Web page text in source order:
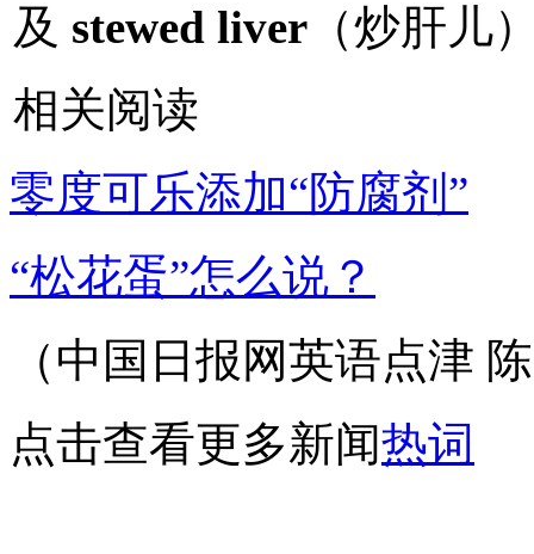
及 stewed liver （炒肝儿
相关阅读
零度可乐添加“防腐剂”
“松花蛋”怎么说？
（中国日报网英语点津
点击查看更多新闻热词